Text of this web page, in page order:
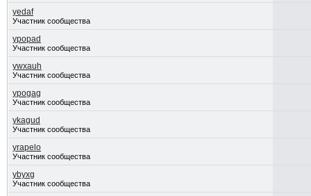
yedaf
Участник сообщества
ypopad
Участник сообщества
ywxauh
Участник сообщества
ypogag
Участник сообщества
ykagud
Участник сообщества
yrapelo
Участник сообщества
ybyxg
Участник сообщества